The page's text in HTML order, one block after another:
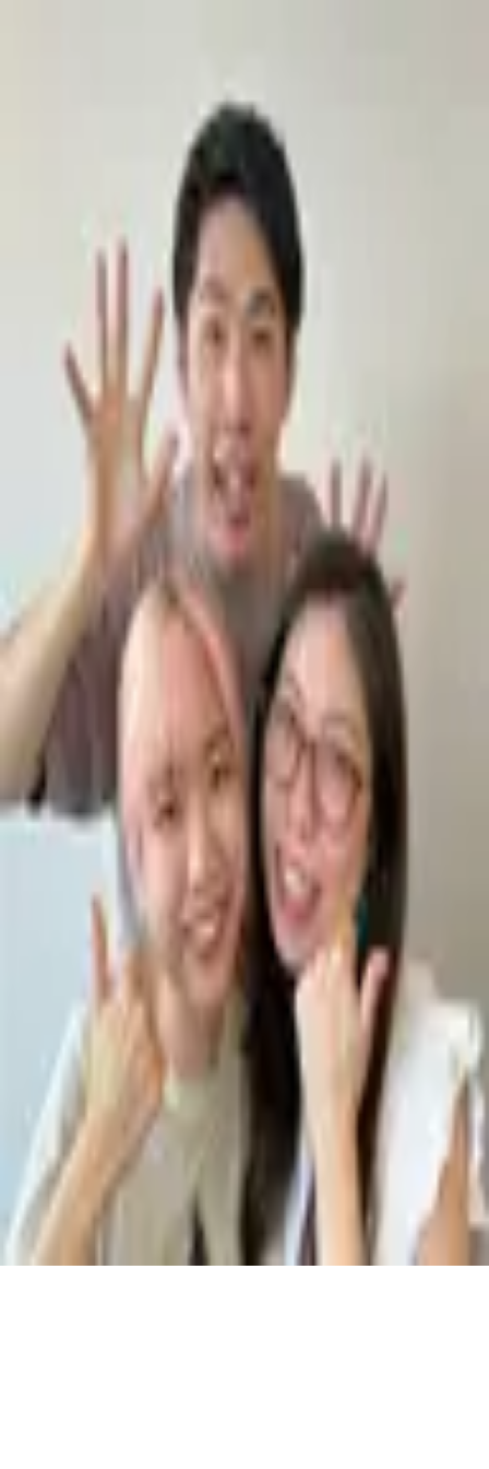
Podcast振り返り
正しくなくてOK！その時の理解度や、感情を残しておくこ
とが重要です。
未実施の理解度チェック
【英語×日本語】StudyInネイティブ英会話Podcast
#206 英語を早く話せるようになるに
は！？
復習データを準備中...